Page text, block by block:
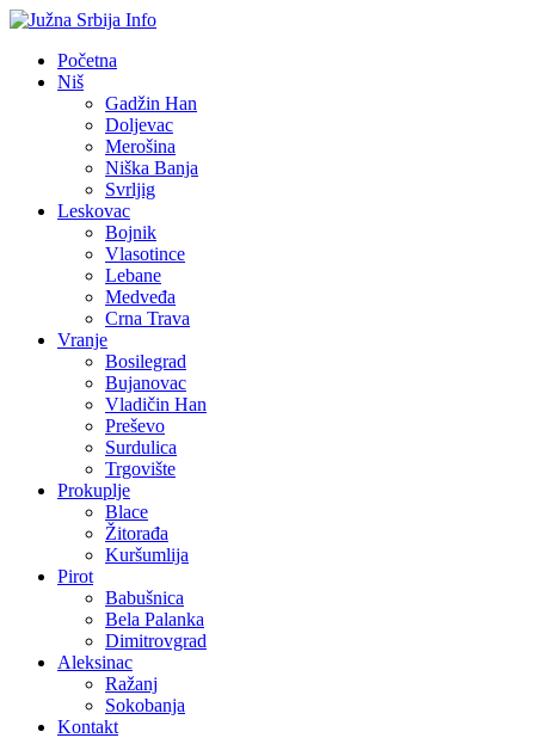
Početna
Niš
Gadžin Han
Doljevac
Merošina
Niška Banja
Svrljig
Leskovac
Bojnik
Vlasotince
Lebane
Medveđa
Crna Trava
Vranje
Bosilegrad
Bujanovac
Vladičin Han
Preševo
Surdulica
Trgovište
Prokuplje
Blace
Žitorađa
Kuršumlija
Pirot
Babušnica
Bela Palanka
Dimitrovgrad
Aleksinac
Ražanj
Sokobanja
Kontakt